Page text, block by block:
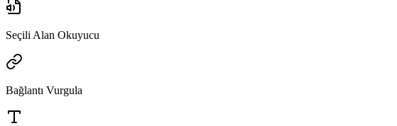
Seçili Alan Okuyucu
Bağlantı Vurgula